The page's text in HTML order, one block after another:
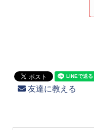
友達に教える